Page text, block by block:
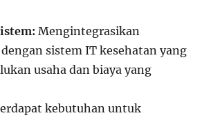
Mengintegrasikan
sistem IT kesehatan yang
usaha dan biaya yang
kebutuhan untuk